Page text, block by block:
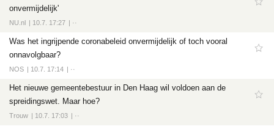
onvermijdelijk'
NU.nl 10.7. 17:27 ··
Was het ingrijpende coronabeleid onvermijdelijk of toch vooral
onnavolgbaar?
NOS 10.7. 17:14 ··
Het nieuwe gemeentebestuur in Den Haag wil voldoen aan de
spreidingswet. Maar hoe?
Trouw 10.7. 17:03 ··